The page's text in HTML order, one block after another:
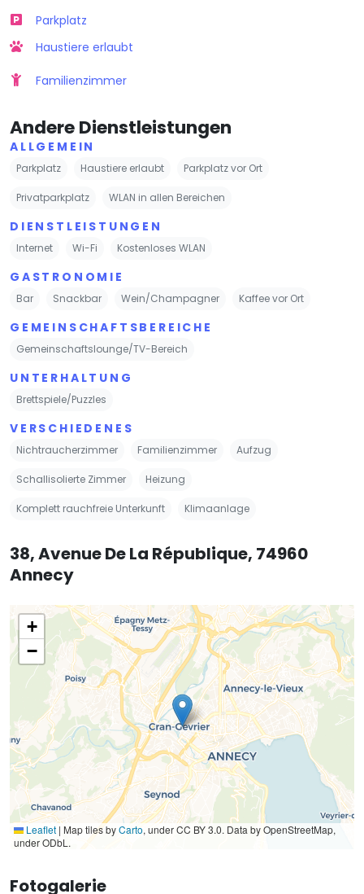
Parkplatz
Haustiere erlaubt
Familienzimmer
Andere Dienstleistungen
ALLGEMEIN
Parkplatz Haustiere erlaubt Parkplatz vor Ort
Privatparkplatz WLAN in allen Bereichen
DIENSTLEISTUNGEN
Internet Wi-Fi Kostenloses WLAN
GASTRONOMIE
Bar Snackbar Wein/Champagner Kaffee vor Ort
GEMEINSCHAFTSBEREICHE
Gemeinschaftslounge/TV-Bereich
UNTERHALTUNG
Brettspiele/Puzzles
VERSCHIEDENES
Nichtraucherzimmer Familienzimmer Aufzug
Schallisolierte Zimmer Heizung
Komplett rauchfreie Unterkunft Klimaanlage
38, Avenue De La République, 74960
Annecy
+
−
Leaflet | Map tiles byCarto, under CC BY 3.0. Data by OpenStreetMap,
under ODbL.
Fotogalerie